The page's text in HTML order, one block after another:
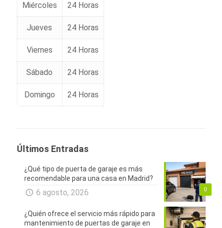
Miércoles 24 Horas
Jueves 24 Horas
Viernes 24 Horas
Sábado 24 Horas
Domingo 24 Horas
Últimos Entradas
0
¿Qué tipo de puerta de garaje es más
recomendable para una casa en Madrid?
6 agosto, 2026
¿Quién ofrece el servicio más rápido para
mantenimiento de puertas de garaje en